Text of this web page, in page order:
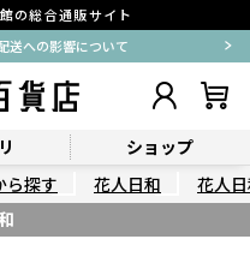
の総合通販サイト
送への影響について
ショップ
ら探す 花人日和
花人